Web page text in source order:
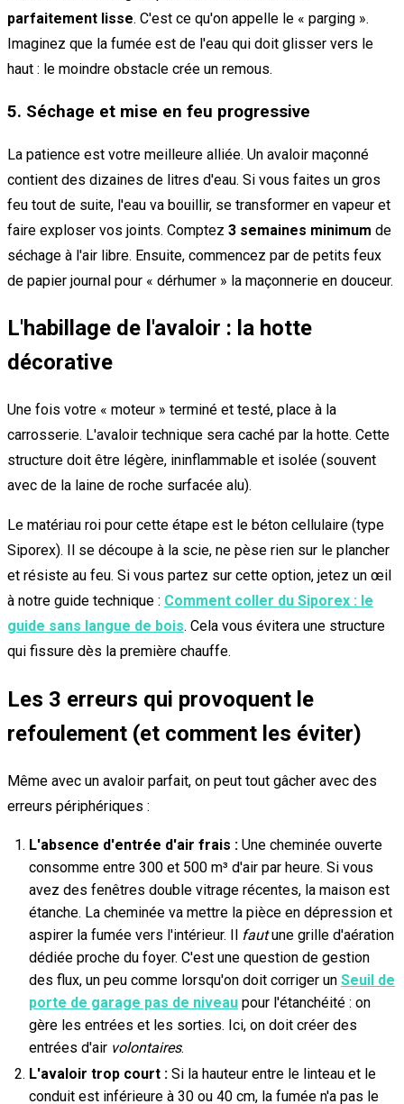
parfaitement lisse. C'est ce qu'on appelle le « parging ».
Imaginez que la fumée est de l'eau qui doit glisser vers le
haut : le moindre obstacle crée un remous.
5. Séchage et mise en feu progressive
La patience est votre meilleure alliée. Un avaloir maçonné
contient des dizaines de litres d'eau. Si vous faites un gros
feu tout de suite, l'eau va bouillir, se transformer en vapeur et
faire exploser vos joints. Comptez 3 semaines minimum de
séchage à l'air libre. Ensuite, commencez par de petits feux
de papier journal pour « dérhumer » la maçonnerie en douceur.
L'habillage de l'avaloir : la hotte
décorative
Une fois votre « moteur » terminé et testé, place à la
carrosserie. L'avaloir technique sera caché par la hotte. Cette
structure doit être légère, ininflammable et isolée (souvent
avec de la laine de roche surfacée alu).
Le matériau roi pour cette étape est le béton cellulaire (type
Siporex). Il se découpe à la scie, ne pèse rien sur le plancher
et résiste au feu. Si vous partez sur cette option, jetez un œil
à notre guide technique : Comment coller du Siporex : le
guide sans langue de bois. Cela vous évitera une structure
qui fissure dès la première chauffe.
Les 3 erreurs qui provoquent le
refoulement (et comment les éviter)
Même avec un avaloir parfait, on peut tout gâcher avec des
erreurs périphériques :
L'absence d'entrée d'air frais : Une cheminée ouverte
consomme entre 300 et 500 m³ d'air par heure. Si vous
avez des fenêtres double vitrage récentes, la maison est
étanche. La cheminée va mettre la pièce en dépression et
aspirer la fumée vers l'intérieur. Il
fautune grille d'aération
dédiée proche du foyer. C'est une question de gestion
des flux, un peu comme lorsqu'on doit corriger un Seuil de
porte de garage pas de niveau pour l'étanchéité : on
gère les entrées et les sorties. Ici, on doit créer des
entrées d'air volontaires.
L'avaloir trop court : Si la hauteur entre le linteau et le
conduit est inférieure à 30 ou 40 cm, la fumée n'a pas le